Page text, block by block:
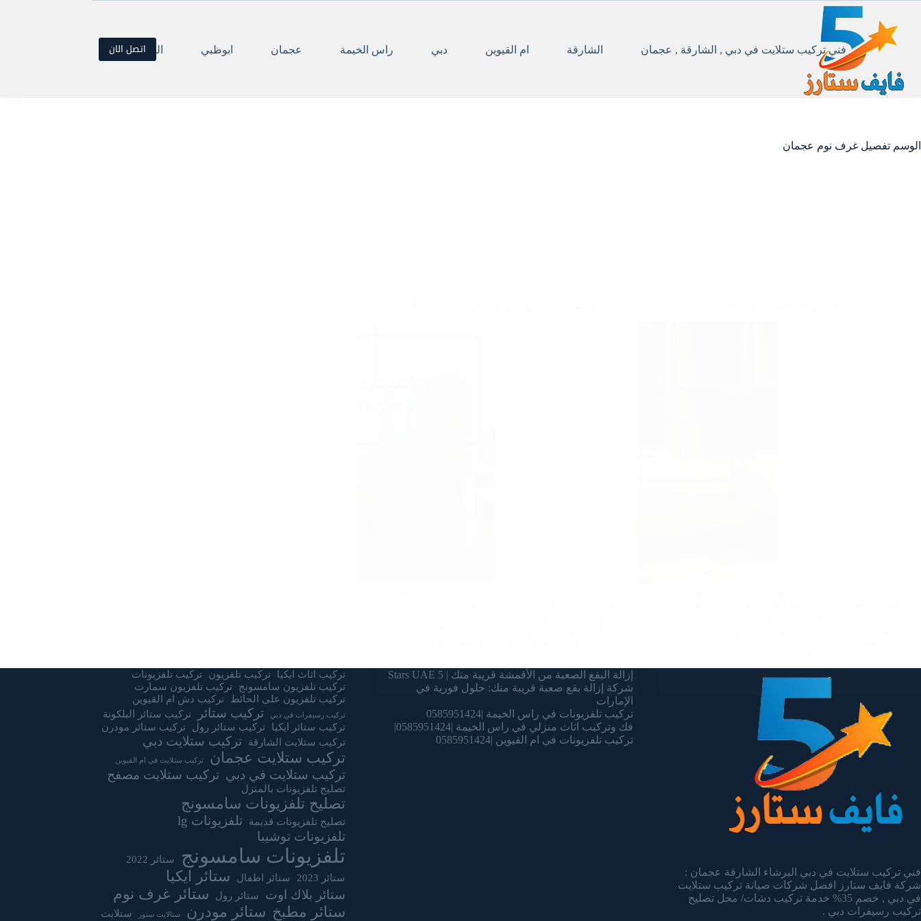
المحتوى
فني تركيب ستلايت في دبي , الشارقة , عجمان
الشارقة ام القيوين دبي راس الخيمة عجمان ابوظبي العيناتصل الان
الوسم تفصيل غرف نوم عجمان
admin
يناير 14, 2025
فني تركيب ستلايت في دبي البرشاء الشارقة عجمان :
شركة فايف ستارز افضل شركات صيانة تركيب ستلايت
في دبي , خصم 35% خدمة تركيب دشات/ محل تصليح
تركيب رسيفرات دبي .
إزالة البقع الصعبة من الأقمشة قريبة منك | 5 Stars UAE
شركة إزالة بقع صعبة قريبة منك: حلول فورية في
الإمارات
تركيب تلفزيونات في راس الخيمة |0585951424
فك وتركيب اثاث منزلي في راس الخيمة |0585951424|
تركيب تلفزيونات في ام القيوين |0585951424
تركيب اثاث ايكيا تركيب تلفزيون
تركيب تلفزيونات
تركيب تلفزيون سامسونج
تركيب تلفزيون سمارت
تركيب تلفزيون على الحائط
تركيب دش ام القيوين
تركيب رسيفرات في دبي تركيب ستائر
تركيب ستائر البلكونة
تركيب ستائر ايكيا
تركيب ستائر رول
تركيب ستائر مودرن
تركيب ستلايت الشارقة
تركيب ستلايت دبي
تركيب ستلايت عجمان تركيب ستلايت في ام القيوين
تركيب ستلايت في دبي تركيب ستلايت مصفح
تصليح تلفزيونات بالمنزل
تصليح تلفزيونات سامسونج
تصليح تلفزيونات قديمة
تلفزيونات lg
تلفزيونات توشيبا
تلفزيونات سامسونج
ستائر 2022
ستائر 2023
ستائر اطفال ستائر ايكيا
ستائر بلاك اوت ستائر رول
ستائر غرف نوم
ستائر مطبخ ستائر مودرن ستالايت ستور ستلايت